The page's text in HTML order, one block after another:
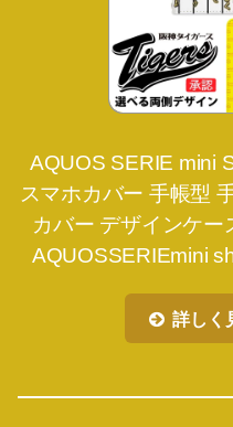
AQUOS SERIE mini
スマホカバー 手帳型
カバー デザインケー
AQUOSSERIEmini
詳しく